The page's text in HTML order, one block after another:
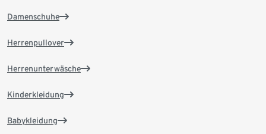
Damenschuhe
Herrenpullover
Herrenunterwäsche
Kinderkleidung
Babykleidung